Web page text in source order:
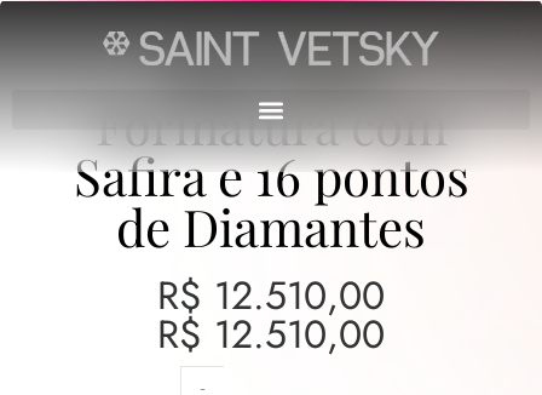
Anel Ouro
Formatura com
Safira e 16 pontos
de Diamantes
R$ 12.510,00
R$ 12.510,00
-